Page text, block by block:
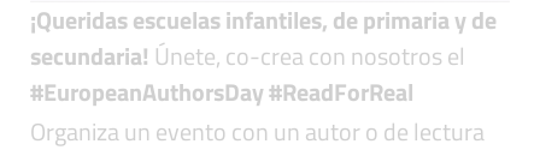
¡Queridas escuelas infantiles, de primaria y de
secundaria! Únete, co-crea con nosotros el
#EuropeanAuthorsDay #ReadForReal
Organiza un evento con un autor o de lectura